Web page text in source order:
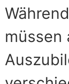
müssen